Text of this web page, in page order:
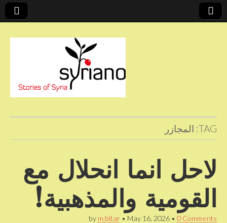
TAG: المجازر
لاحل انما انحلال مع
القومية والمذهبية!
by m.bitar • May 16, 2026 • 0 Comments